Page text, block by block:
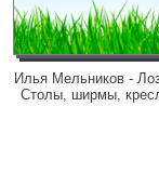
Илья Мельников -
Столы, ширмы,